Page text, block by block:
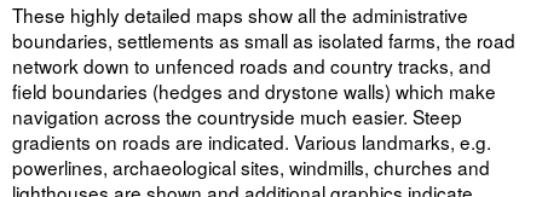
These highly detailed maps show all the administrative
boundaries, settlements as small as isolated farms, the road
network down to unfenced roads and country tracks, and
field boundaries (hedges and drystone walls) which make
navigation across the countryside much easier. Steep
gradients on roads are indicated. Various landmarks, e.g.
powerlines, archaeological sites, windmills, churches and